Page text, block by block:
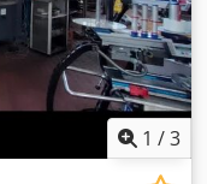
1 /3